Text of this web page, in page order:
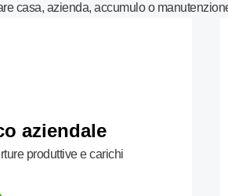
casa, azienda, accumulo o
aziendale
produttive e carichi